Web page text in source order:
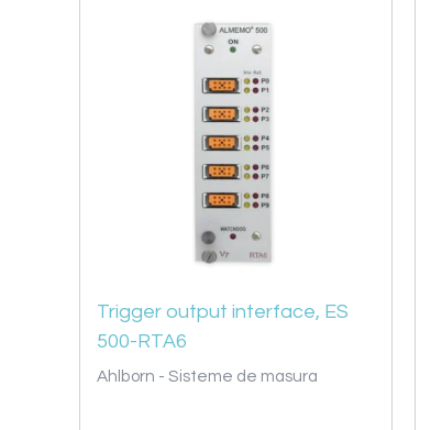
Trigger output interface, ES
500-RTA6
Ahlborn - Sisteme de masura